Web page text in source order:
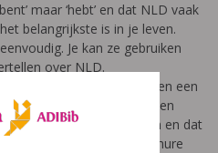
maar ‘hebt’ en dat NLD vaak
belangrijkste is in je leven.
Je kan ze gebruiken
over NLD.
om kinderen en jongeren een
logisch dat men zich in een
de algemene kenmerken en dat
van NLD. De brochure